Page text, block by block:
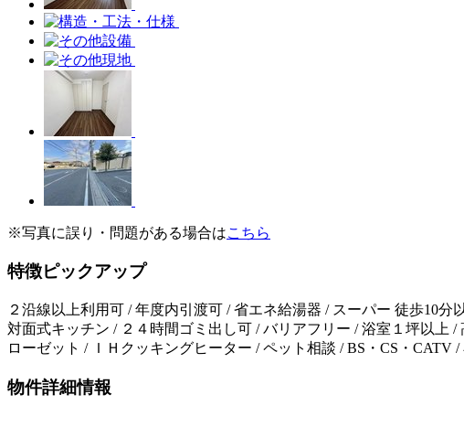
※写真に誤り・問題がある場合はこちら
特徴ピックアップ
２沿線以上利用可 / 年度内引渡可 / 省エネ給湯器 / スーパー 徒歩10
対面式キッチン / ２４時間ゴミ出し可 / バリアフリー / 浴室１坪以上
ローゼット / ＩＨクッキングヒーター / ペット相談 / BS・CS・
物件詳細情報